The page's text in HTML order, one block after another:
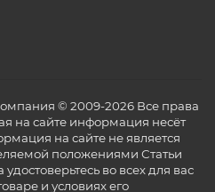
© 2009-2026 Все права
на сайте информация несёт
на сайте не является
положениями Статьи
во всех для вас
и условиях его